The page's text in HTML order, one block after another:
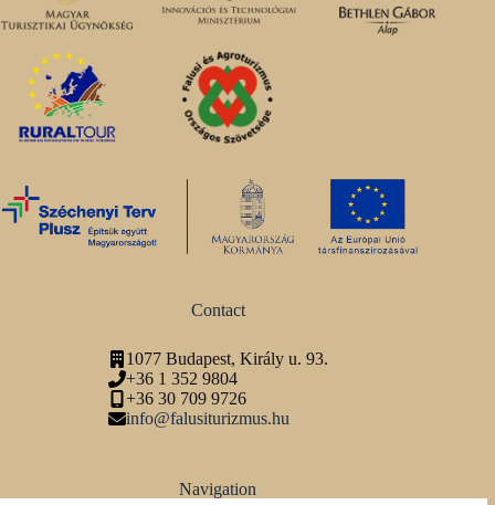
Contact
1077 Budapest, Király u. 93.
+36 1 352 9804
+36 30 709 9726
info@falusiturizmus.hu
Navigation